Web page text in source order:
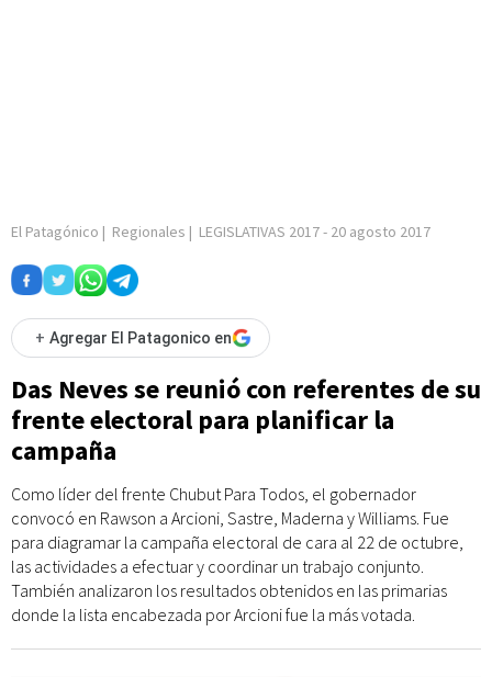
El Patagónico | Regionales | LEGISLATIVAS 2017- 20 agosto 2017
+ Agregar El Patagonico en
Das Neves se reunió con referentes de su
frente electoral para planificar la
campaña
Como líder del frente Chubut Para Todos, el gobernador
convocó en Rawson a Arcioni, Sastre, Maderna y Williams. Fue
para diagramar la campaña electoral de cara al 22 de octubre,
las actividades a efectuar y coordinar un trabajo conjunto.
También analizaron los resultados obtenidos en las primarias
donde la lista encabezada por Arcioni fue la más votada.